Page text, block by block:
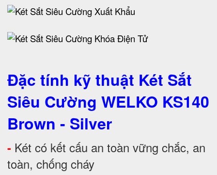
Đặc tính kỹ thuật Két Sắt
Siêu Cường WELKO KS140
Brown - Silver
- Két có kết cấu an toàn vững chắc, an
toàn, chống cháy